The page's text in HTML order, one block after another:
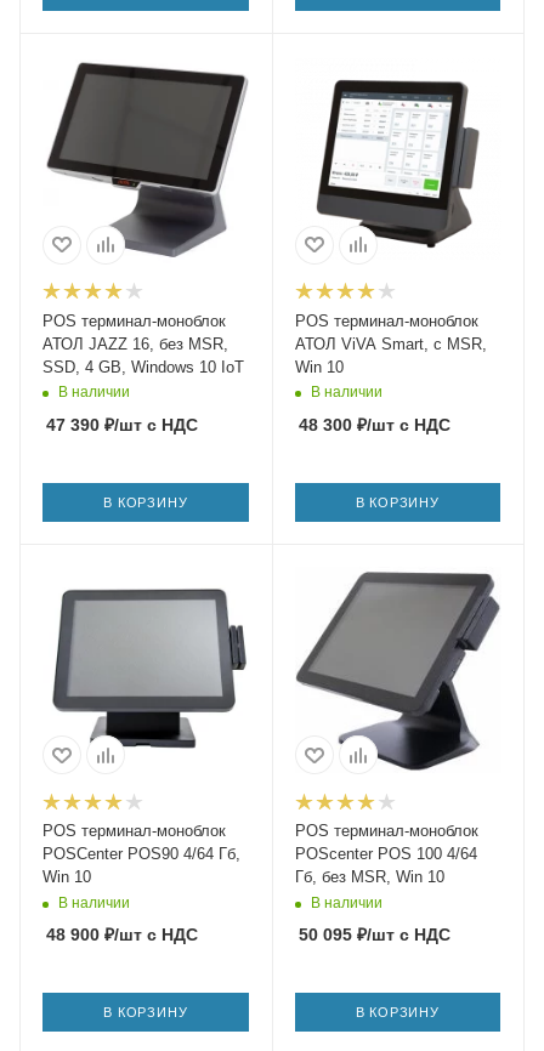
POS терминал-моноблок
АТОЛ JAZZ 16, без MSR,
SSD, 4 GB, Windows 10 IoT
В наличии
47 390 ₽/шт с НДС
В КОРЗИНУ
POS терминал-моноблок
АТОЛ ViVA Smart, с MSR,
Win 10
В наличии
48 300₽/штс НДС
В КОРЗИНУ
POS терминал-моноблок
POSCenter POS90 4/64 Гб,
Win 10
В наличии
48 900 ₽/шт с НДС
В КОРЗИНУ
POS терминал-моноблок
POScenter POS 100 4/64
Гб, без MSR, Win 10
В наличии
50 095₽/штс НДС
В КОРЗИНУ